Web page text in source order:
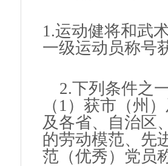
1.运动健将和武
一级运动员称号
2.下列条件之
（1）获市（州
及各省、自治区
的劳动模范、先
范（优秀）党员